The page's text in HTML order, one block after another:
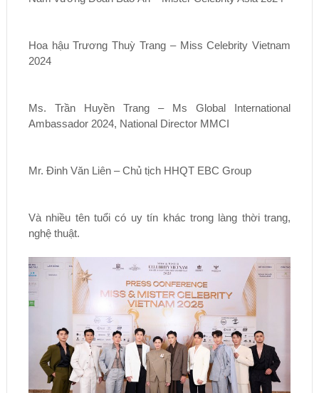
Hoa hậu Trương Thuỳ Trang – Miss Celebrity Vietnam
2024
Ms. Trần Huyền Trang – Ms Global International
Ambassador 2024, National Director MMCI
Mr. Đinh Văn Liên – Chủ tịch HHQT EBC Group
Và nhiều tên tuổi có uy tín khác trong làng thời trang,
nghệ thuật.